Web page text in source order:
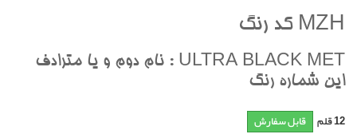
MZH کد رنگ
ULTRA BLACK MET : نام دوم و يا مترادف
اين شماره رنگ
12قلم قابل سفارش